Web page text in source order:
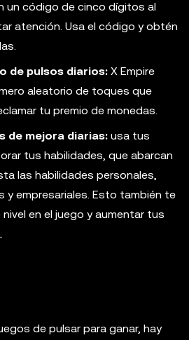
un código de cinco dígitos al
atención. Usa el código y obtén
de pulsos diarios: X Empire
aleatorio de toques que
tu premio de monedas.
de mejora diarias: usa tus
tus habilidades, que abarcan
las habilidades personales,
y empresariales. Esto también te
en el juego y aumentar tus
de pulsar para ganar, hay